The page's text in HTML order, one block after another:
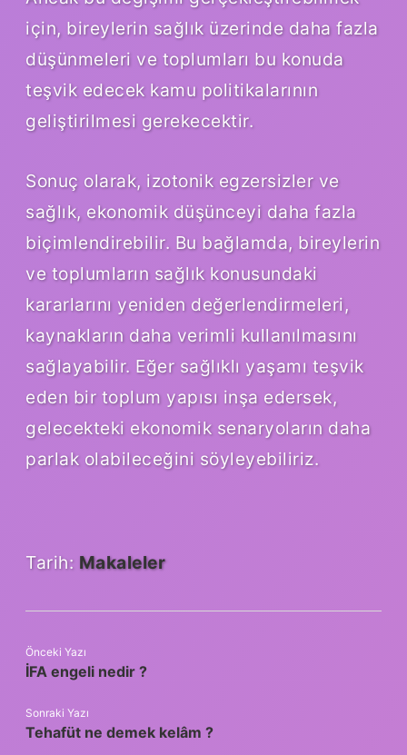
için, bireylerin sağlık üzerinde daha fazla
düşünmeleri ve toplumları bu konuda
teşvik edecek kamu politikalarının
geliştirilmesi gerekecektir.
Sonuç olarak, izotonik egzersizler ve
sağlık, ekonomik düşünceyi daha fazla
biçimlendirebilir. Bu bağlamda, bireylerin
ve toplumların sağlık konusundaki
kararlarını yeniden değerlendirmeleri,
kaynakların daha verimli kullanılmasını
sağlayabilir. Eğer sağlıklı yaşamı teşvik
eden bir toplum yapısı inşa edersek,
gelecekteki ekonomik senaryoların daha
parlak olabileceğini söyleyebiliriz.
Tarih: Makaleler
Önceki Yazı
İFA engeli nedir ?
Sonraki Yazı
Tehafüt ne demek kelâm ?